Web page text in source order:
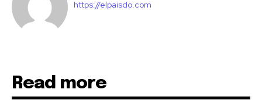
https://elpaisdo.com
Read more